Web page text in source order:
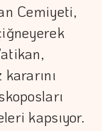
Cemiyeti,
kapsıyor.